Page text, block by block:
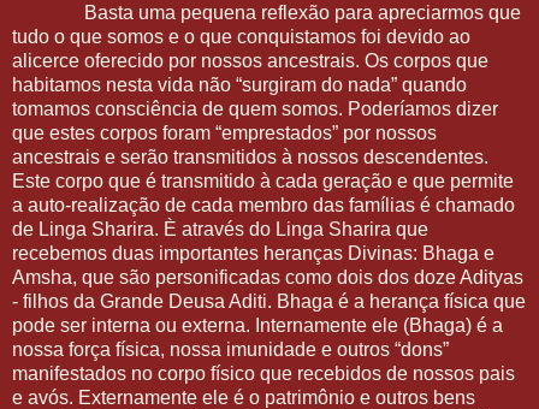
Basta uma pequena reflexão para apreciarmos que
tudo o que somos e o que conquistamos foi devido ao
alicerce oferecido por nossos ancestrais. Os corpos que
habitamos nesta vida não “surgiram do nada” quando
tomamos consciência de quem somos. Poderíamos dizer
que estes corpos foram “emprestados” por nossos
ancestrais e serão transmitidos à nossos descendentes.
Este corpo que é transmitido à cada geração e que permite
a auto-realização de cada membro das famílias é chamado
de Linga Sharira. È através do Linga Sharira que
recebemos duas importantes heranças Divinas: Bhaga e
Amsha, que são personificadas como dois dos doze Adityas
- filhos da Grande Deusa Aditi. Bhaga é a herança física que
pode ser interna ou externa. Internamente ele (Bhaga) é a
nossa força física, nossa imunidade e outros “dons”
manifestados no corpo físico que recebidos de nossos pais
e avós. Externamente ele é o patrimônio e outros bens